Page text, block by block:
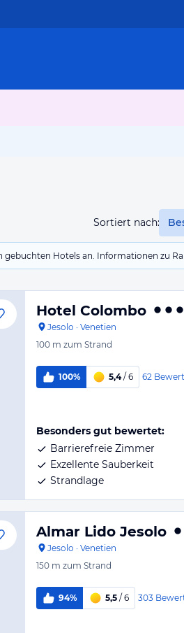
Sortiert nach:
gebuchten Hotels an. Informationen zu
Hotel Colombo
Jesolo · Venetien
100 m zum Strand
100% 5,4/ 6 62
Besonders gut bewertet:
Barrierefreie Zimmer
Exzellente Sauberkeit
Strandlage
Almar Lido Jesolo
Jesolo · Venetien
150 m zum Strand
94% 5,5 / 6 303